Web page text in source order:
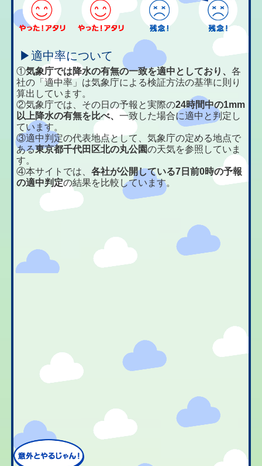
▶適中率について
①気象庁では降水の有無の一致を適中としており、各
社の「適中率」は気象庁による検証方法の基準に則り
算出しています。
②気象庁では、その日の予報と実際の24時間中の1mm
以上降水の有無を比べ、一致した場合に適中と判定し
ています。
③適中判定の代表地点として、気象庁の定める地点で
ある東京都千代田区北の丸公園の天気を参照していま
す。
④本サイトでは、各社が公開している7日前0時の予報
の適中判定の結果を比較しています。